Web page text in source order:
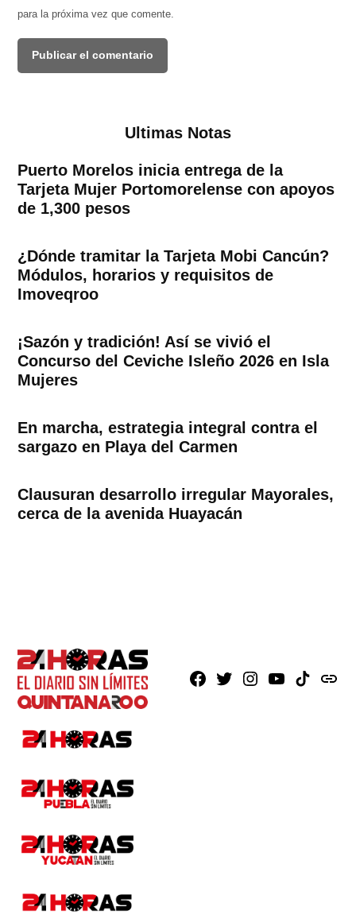
para la próxima vez que comente.
Ultimas Notas
Puerto Morelos inicia entrega de la
Tarjeta Mujer Portomorelense con apoyos
de 1,300 pesos
¿Dónde tramitar la Tarjeta Mobi Cancún?
Módulos, horarios y requisitos de
Imoveqroo
¡Sazón y tradición! Así se vivió el
Concurso del Ceviche Isleño 2026 en Isla
Mujeres
En marcha, estrategia integral contra el
sargazo en Playa del Carmen
Clausuran desarrollo irregular Mayorales,
cerca de la avenida Huayacán
Facebook
X Instagram
YoutubeTikTokissuu